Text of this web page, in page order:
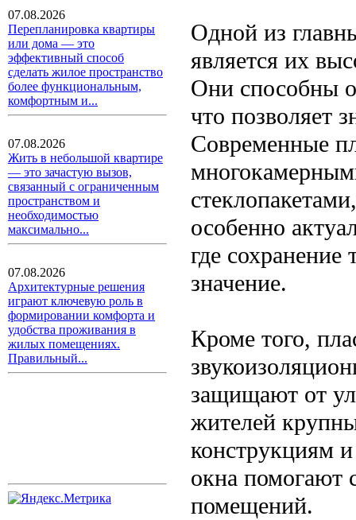
07.08.2026
Перепланировка квартиры
или дома — это
эффективный способ
сделать жилое пространство
более функциональным,
комфортным и...
07.08.2026
Жить в небольшой квартире
— это зачастую вызов,
связанный с ограниченным
пространством и
необходимостью
максимально...
07.08.2026
Архитектурные решения
играют ключевую роль в
формировании комфорта и
удобства проживания в
жилых помещениях.
Правильный...
Одной из
является их
Они способны
что позволяет
Современные
особенно
где
значение.
Кроме того,
защищают от
жителей
конструкциям
окна помогают
помещений.